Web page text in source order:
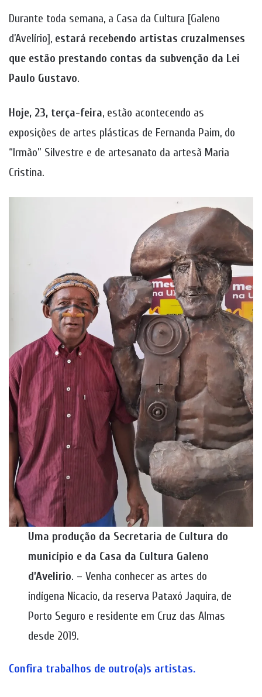
Durante toda semana, a Casa da Cultura [Galeno
d’Avelírio], estará recebendo artistas cruzalmenses
que estão prestando contas da subvenção da Lei
Paulo Gustavo.
Hoje, 23, terça-feira, estão acontecendo as
exposições de artes plásticas de Fernanda Paim, do
“Irmão” Silvestre e de artesanato da artesã Maria
Cristina.
Uma produção da Secretaria de Cultura do
município e da Casa da Cultura Galeno
d’Avelirio. – Venha conhecer as artes do
indígena Nicacio, da reserva Pataxó Jaquira, de
Porto Seguro e residente em Cruz das Almas
desde 2019.
Confira trabalhos de outro(a)s artistas.